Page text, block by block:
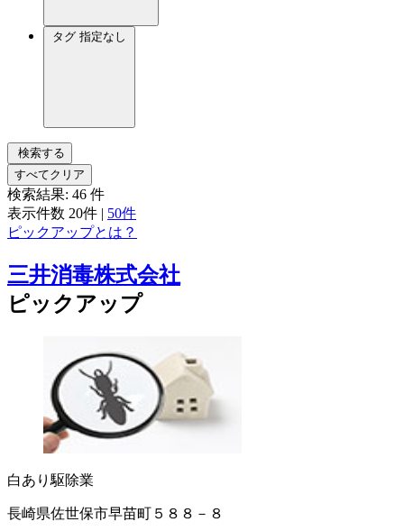
タグ 指定なし
検索する
すべてクリア
検索結果: 46 件
表示件数 20件 | 50件
ピックアップとは？
三井消毒株式会社
ピックアップ
白あり駆除業
長崎県佐世保市早苗町５８８－８